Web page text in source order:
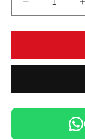
Réduire
la
quantité
Déodorant
Vaseline
Aloe